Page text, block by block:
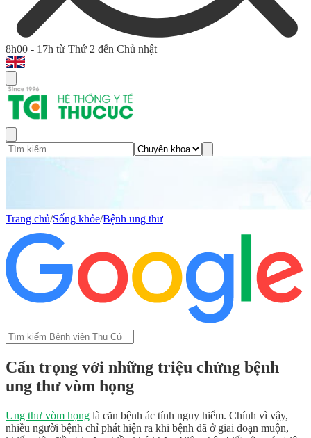
8h00 - 17h từ Thứ 2 đến Chủ nhật
Trang chủ/Sống khỏe/Bệnh ung thư
Cẩn trọng với những triệu chứng bệnh
ung thư vòm họng
Ung thư vòm họng là căn bệnh ác tính nguy hiểm. Chính vì vậy,
nhiều người bệnh chỉ phát hiện ra khi bệnh đã ở giai đoạn muộn,